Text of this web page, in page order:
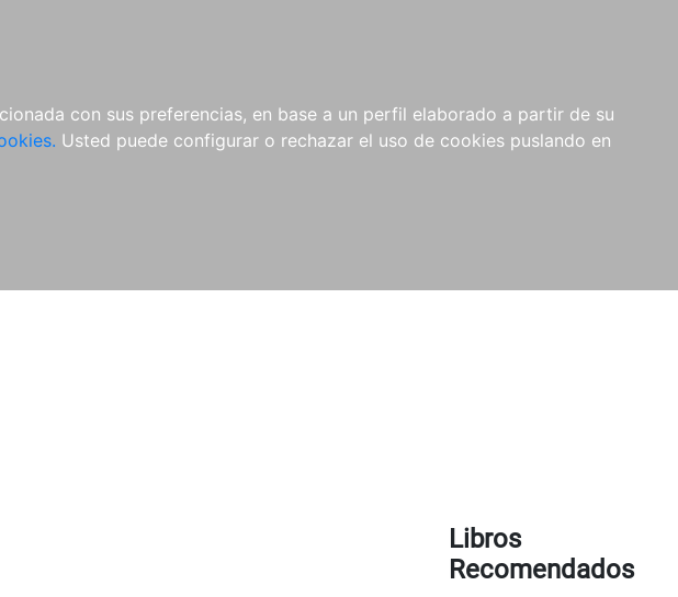
con sus preferencias, en base a un perfil elaborado a partir de su
Usted puede configurar o rechazar el uso de cookies puslando en
Libros
Recomendados